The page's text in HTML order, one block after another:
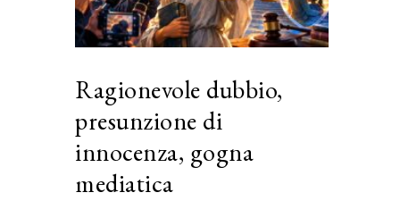
Ragionevole dubbio,
presunzione di
innocenza, gogna
mediatica